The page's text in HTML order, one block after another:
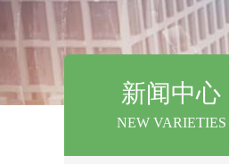
新闻中心
NEW VARIETIES